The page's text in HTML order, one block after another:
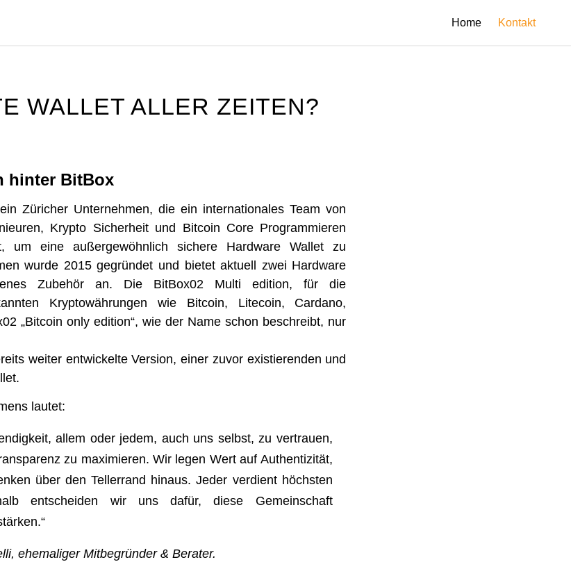
Home Kontakt
WALLET ALLER ZEITEN?
hinter BitBox
Züricher Unternehmen, die ein internationales Team von
Krypto Sicherheit und Bitcoin Core Programmieren
um eine außergewöhnlich sichere Hardware Wallet zu
wurde 2015 gegründet und bietet aktuell zwei Hardware
Zubehör an. Die BitBox02 Multi edition, für die
Kryptowährungen wie Bitcoin, Litecoin, Cardano,
„Bitcoin only edition“, wie der Name schon beschreibt, nur
weiter entwickelte Version, einer zuvor existierenden und
lautet:
allem oder jedem, auch uns selbst, zu vertrauen,
zu maximieren. Wir legen Wert auf Authentizität,
über den Tellerrand hinaus. Jeder verdient höchsten
entscheiden wir uns dafür, diese Gemeinschaft
ehemaliger Mitbegründer & Berater.